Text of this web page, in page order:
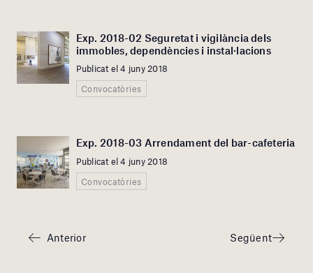
Exp. 2018-02 Seguretat i vigilància dels
immobles, dependències i instal·lacions
Publicat el 4 juny 2018
Convocatòries
Exp. 2018-03 Arrendament del bar-cafeteria
Publicat el 4 juny 2018
Convocatòries
Anterior Següent